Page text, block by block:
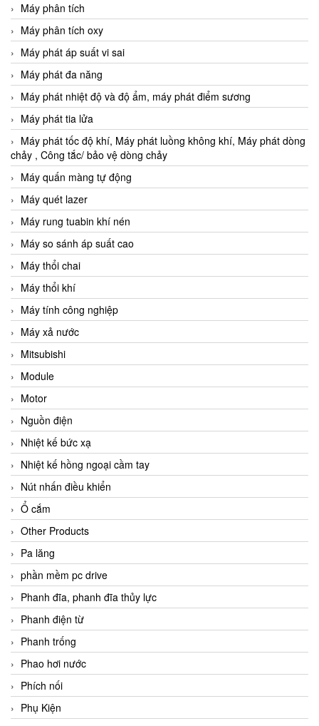
Máy phân tích
Máy phân tích oxy
Máy phát áp suất vi sai
Máy phát đa năng
Máy phát nhiệt độ và độ ẩm, máy phát điểm sương
Máy phát tia lửa
Máy phát tốc độ khí, Máy phát luồng không khí, Máy phát dòng
chảy , Công tắc/ bảo vệ dòng chảy
Máy quấn màng tự động
Máy quét lazer
Máy rung tuabin khí nén
Máy so sánh áp suất cao
Máy thổi chai
Máy thổi khí
Máy tính công nghiệp
Máy xả nước
Mitsubishi
Module
Motor
Nguồn điện
Nhiệt kế bức xạ
Nhiệt kế hồng ngoại cầm tay
Nút nhấn điều khiển
Ổ cắm
Other Products
Pa lăng
phần mềm pc drive
Phanh đĩa, phanh đĩa thủy lực
Phanh điện từ
Phanh trống
Phao hơi nước
Phích nối
Phụ Kiện